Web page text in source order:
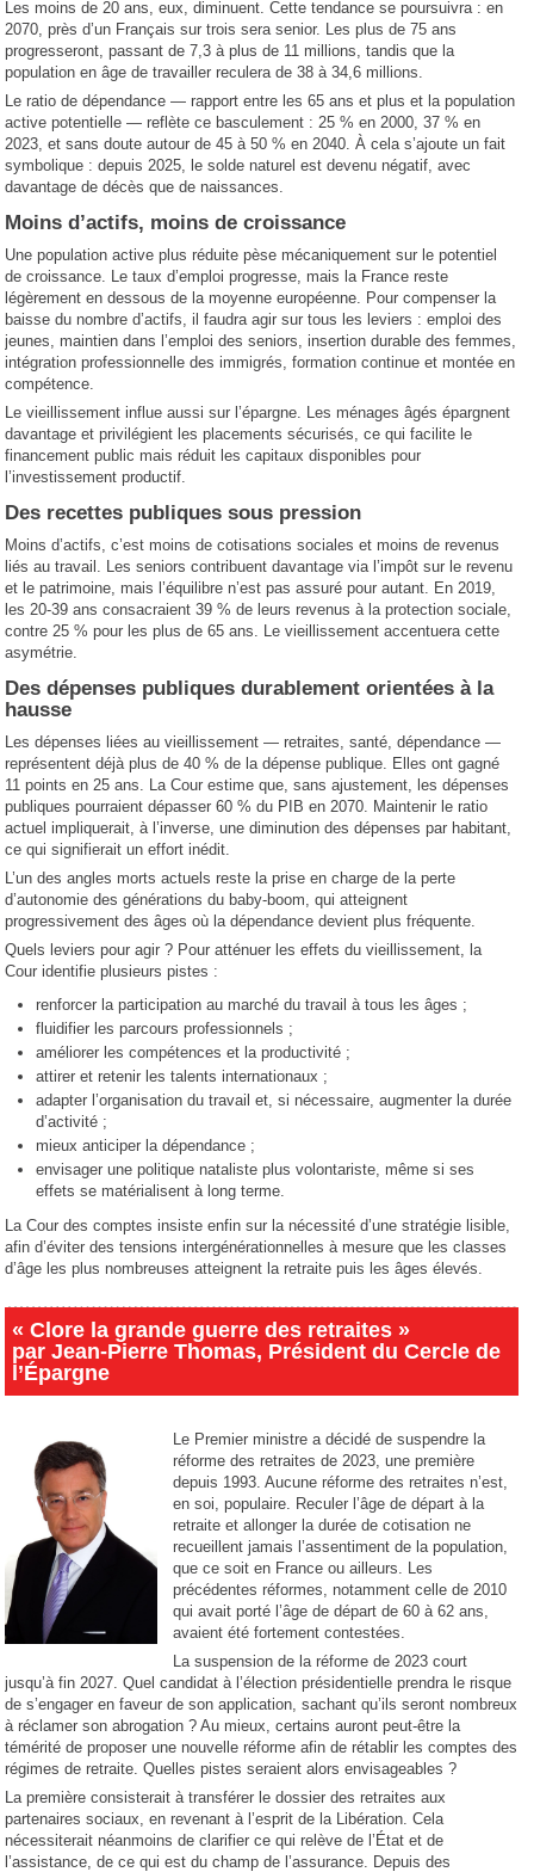
Les moins de 20 ans, eux, diminuent. Cette tendance se poursuivra : en
2070, près d’un Français sur trois sera senior. Les plus de 75 ans
progresseront, passant de 7,3 à plus de 11 millions, tandis que la
population en âge de travailler reculera de 38 à 34,6 millions.
Le ratio de dépendance — rapport entre les 65 ans et plus et la population
active potentielle — reflète ce basculement : 25 % en 2000, 37 % en
2023, et sans doute autour de 45 à 50 % en 2040. À cela s’ajoute un fait
symbolique : depuis 2025, le solde naturel est devenu négatif, avec
davantage de décès que de naissances.
Moins d’actifs, moins de croissance
Une population active plus réduite pèse mécaniquement sur le potentiel
de croissance. Le taux d’emploi progresse, mais la France reste
légèrement en dessous de la moyenne européenne. Pour compenser la
baisse du nombre d’actifs, il faudra agir sur tous les leviers : emploi des
jeunes, maintien dans l’emploi des seniors, insertion durable des femmes,
intégration professionnelle des immigrés, formation continue et montée en
compétence.
Le vieillissement influe aussi sur l’épargne. Les ménages âgés épargnent
davantage et privilégient les placements sécurisés, ce qui facilite le
financement public mais réduit les capitaux disponibles pour
l’investissement productif.
Des recettes publiques sous pression
Moins d’actifs, c’est moins de cotisations sociales et moins de revenus
liés au travail. Les seniors contribuent davantage via l’impôt sur le revenu
et le patrimoine, mais l’équilibre n’est pas assuré pour autant. En 2019,
les 20-39 ans consacraient 39 % de leurs revenus à la protection sociale,
contre 25 % pour les plus de 65 ans. Le vieillissement accentuera cette
asymétrie.
Des dépenses publiques durablement orientées à la
hausse
Les dépenses liées au vieillissement — retraites, santé, dépendance —
représentent déjà plus de 40 % de la dépense publique. Elles ont gagné
11 points en 25 ans. La Cour estime que, sans ajustement, les dépenses
publiques pourraient dépasser 60 % du PIB en 2070. Maintenir le ratio
actuel impliquerait, à l’inverse, une diminution des dépenses par habitant,
ce qui signifierait un effort inédit.
L’un des angles morts actuels reste la prise en charge de la perte
d’autonomie des générations du baby-boom, qui atteignent
progressivement des âges où la dépendance devient plus fréquente.
Quels leviers pour agir ? Pour atténuer les effets du vieillissement, la
Cour identifie plusieurs pistes :
renforcer la participation au marché du travail à tous les âges ;
fluidifier les parcours professionnels ;
améliorer les compétences et la productivité ;
attirer et retenir les talents internationaux ;
adapter l’organisation du travail et, si nécessaire, augmenter la durée
d’activité ;
mieux anticiper la dépendance ;
envisager une politique nataliste plus volontariste, même si ses
effets se matérialisent à long terme.
La Cour des comptes insiste enfin sur la nécessité d’une stratégie lisible,
afin d’éviter des tensions intergénérationnelles à mesure que les classes
d’âge les plus nombreuses atteignent la retraite puis les âges élevés.
« Clore la grande guerre des retraites »
par Jean-Pierre Thomas, Président du Cercle de
l’Épargne
Le Premier ministre a décidé de suspendre la
réforme des retraites de 2023, une première
depuis 1993. Aucune réforme des retraites n’est,
en soi, populaire. Reculer l’âge de départ à la
retraite et allonger la durée de cotisation ne
recueillent jamais l’assentiment de la population,
que ce soit en France ou ailleurs. Les
précédentes réformes, notamment celle de 2010
qui avait porté l’âge de départ de 60 à 62 ans,
avaient été fortement contestées.
La suspension de la réforme de 2023 court
jusqu’à fin 2027. Quel candidat à l’élection présidentielle prendra le risque
de s’engager en faveur de son application, sachant qu’ils seront nombreux
à réclamer son abrogation ? Au mieux, certains auront peut-être la
témérité de proposer une nouvelle réforme afin de rétablir les comptes des
régimes de retraite. Quelles pistes seraient alors envisageables ?
La première consisterait à transférer le dossier des retraites aux
partenaires sociaux, en revenant à l’esprit de la Libération. Cela
nécessiterait néanmoins de clarifier ce qui relève de l’État et de
l’assistance, de ce qui est du champ de l’assurance. Depuis des